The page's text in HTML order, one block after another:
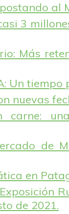
al
3
Más
Un
nuevas
carne:
de
en
de 2021.